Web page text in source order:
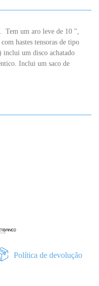
Tem um aro leve de 10 ",
hastes tensoras de tipo
inclui um disco achatado
Inclui um saco de
Política de devolução